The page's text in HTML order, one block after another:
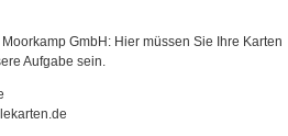
GmbH: Hier müssen Sie Ihre Karten
Aufgabe sein.